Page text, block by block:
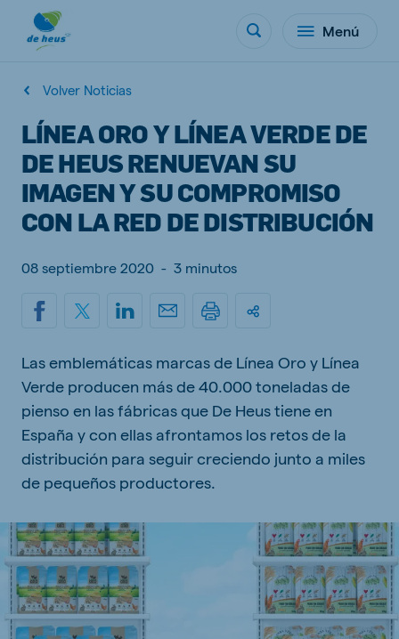
Menú
Volver Noticias
LÍNEA ORO Y LÍNEA VERDE DE
DE HEUS RENUEVAN SU
IMAGEN Y SU COMPROMISO
CON LA RED DE DISTRIBUCIÓN
08 septiembre 2020 - 3 minutos
Las emblemáticas marcas de Línea Oro y Línea
Verde producen más de 40.000 toneladas de
pienso en las fábricas que De Heus tiene en
España y con ellas afrontamos los retos de la
distribución para seguir creciendo junto a miles
de pequeños productores.